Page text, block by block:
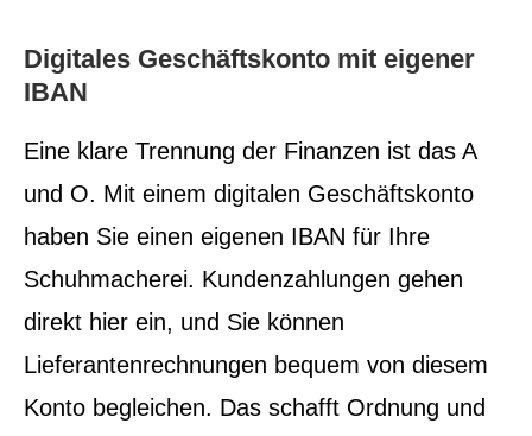
Digitales Geschäftskonto mit eigener
IBAN
Eine klare Trennung der Finanzen ist das A
und O. Mit einem digitalen Geschäftskonto
haben Sie einen eigenen IBAN für Ihre
Schuhmacherei. Kundenzahlungen gehen
direkt hier ein, und Sie können
Lieferantenrechnungen bequem von diesem
Konto begleichen. Das schafft Ordnung und